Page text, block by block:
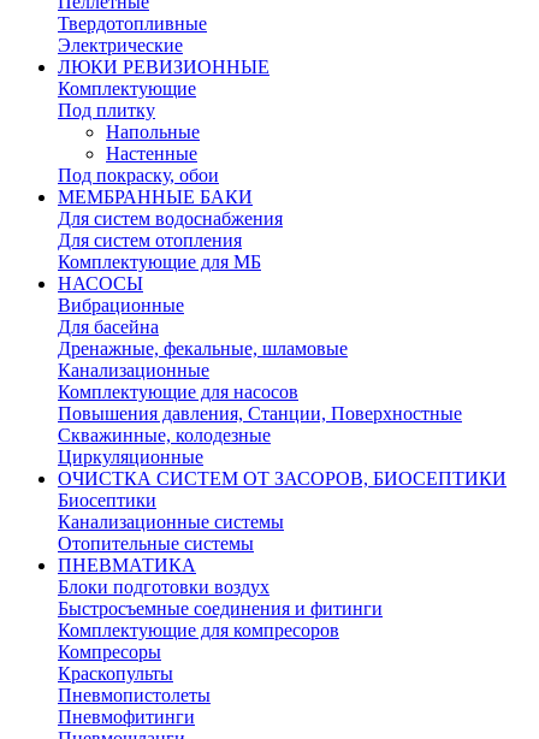
Твердотопливные
Электрические
ЛЮКИ РЕВИЗИОННЫЕ
Комплектующие
Под плитку
Напольные
Настенные
Под покраску, обои
МЕМБРАННЫЕ БАКИ
Для систем водоснабжения
Для систем отопления
Комплектующие для МБ
НАСОСЫ
Вибрационные
Для басейна
Дренажные, фекальные, шламовые
Канализационные
Комплектующие для насосов
Повышения давления, Станции, Поверхностные
Скважинные, колодезные
Циркуляционные
ОЧИСТКА СИСТЕМ ОТ ЗАСОРОВ, БИОСЕПТИКИ
Биосептики
Канализационные системы
Отопительные системы
ПНЕВМАТИКА
Блоки подготовки воздух
Быстросъемные соединения и фитинги
Комплектующие для компресоров
Компресоры
Краскопульты
Пневмопистолеты
Пневмофитинги